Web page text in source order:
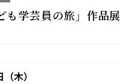
も学芸員の旅」作品展
木）